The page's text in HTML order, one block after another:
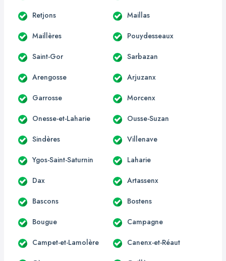
Retjons Maillas
Maillères Pouydesseaux
Saint-Gor Sarbazan
Arengosse Arjuzanx
Garrosse Morcenx
Onesse-et-Laharie Ousse-Suzan
Sindères Villenave
Ygos-Saint-Saturnin Laharie
Dax Artassenx
Bascons Bostens
Bougue Campagne
Campet-et-Lamolère Canenx-et-Réaut